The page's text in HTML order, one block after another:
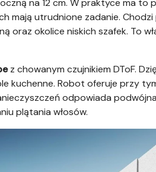
na 12 cm. W praktyce ma to
mają utrudnione zadanie.
oraz okolice niskich szafek. To
z chowanym czujnikiem DToF.
kuchenne. Robot oferuje przy
odpowiada
plątania włosów.